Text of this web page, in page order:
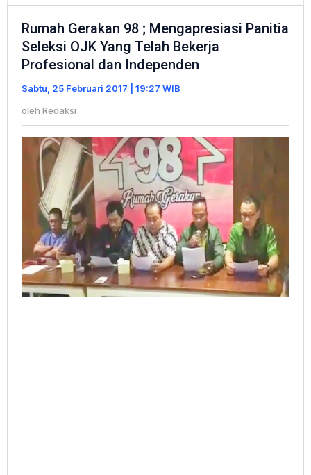
Gerakan
98
;
Mengapresiasi
Panitia
OJK
Yang
Telah
Bekerja
Profesional
dan
Independen
Rumah Gerakan 98 ; Mengapresiasi Panitia
Seleksi OJK Yang Telah Bekerja
Profesional dan Independen
Sabtu, 25 Februari 2017 | 19:27 WIB
oleh Redaksi